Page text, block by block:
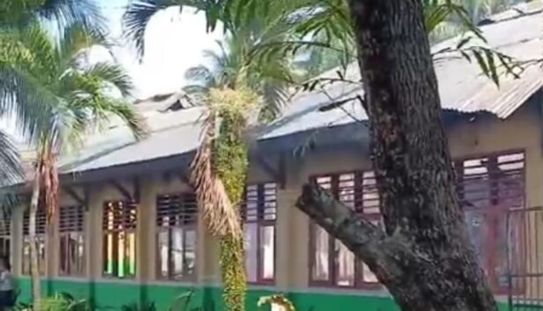
Selain menyegel lubang tambang dan mengamankan
barang bukti material serta alat pengolahan, petugas
turut menempelkan surat imbauan tertulis di sekitar
area penambangan agar tidak ada lagi aktivitas ilegal
yang berlangsung.
Kendati saat tim tiba di lokasi tidak ditemukan adanya
aktivitas penambangan yang tengah berjalan, seluruh
rangkaian kegiatan penyelidikan berlangsung aman,
kondusif, dan tanpa hambatan.